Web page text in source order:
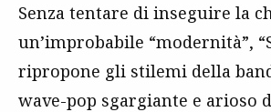
Senza tentare di inseguire la
un’improbabile “modernità”,
ripropone gli stilemi della
wave-pop sgargiante e arioso